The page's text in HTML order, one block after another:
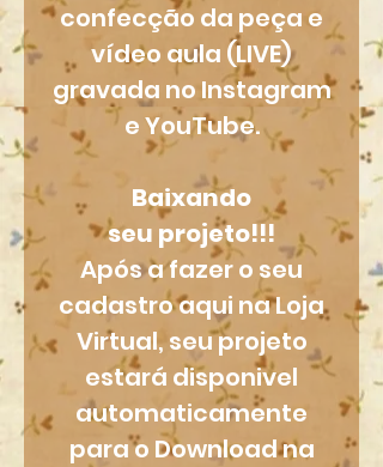
confecção da peça e
vídeo aula (LIVE)
gravada no Instagram
e YouTube.
Baixando
seu projeto!!!
Após a fazer o seu
cadastro aqui na Loja
Virtual, seu projeto
estará disponivel
automaticamente
para o Download na